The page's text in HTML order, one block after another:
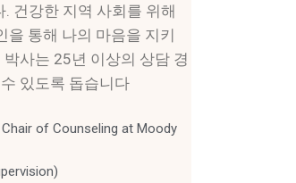
건강한 지역 사회를 위해
을 통해 나의 마음을 지키
사는 25년 이상의 상담 경
있도록 돕습니다
of Counseling at Moody